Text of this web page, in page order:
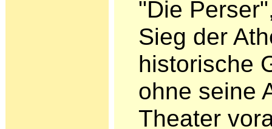
"Die
Sieg der
historische
ohne seine
Theater